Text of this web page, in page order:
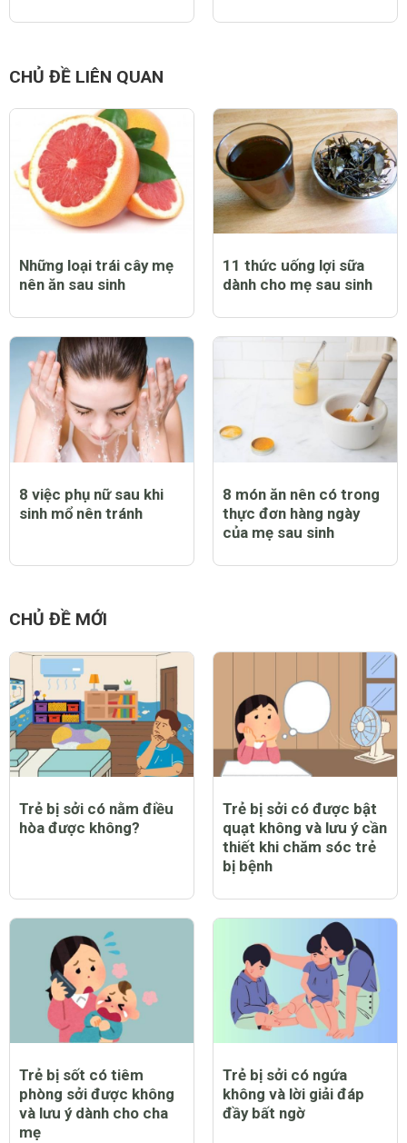
CHỦ ĐỀ LIÊN QUAN
Những loại trái cây mẹ
nên ăn sau sinh
11 thức uống lợi sữa
dành cho mẹ sau sinh
8 việc phụ nữ sau khi
sinh mổ nên tránh
8 món ăn nên có trong
thực đơn hàng ngày
của mẹ sau sinh
CHỦ ĐỀ MỚI
Trẻ bị sởi có nằm điều
hòa được không?
Trẻ bị sởi có được bật
quạt không và lưu ý cần
thiết khi chăm sóc trẻ
bị bệnh
Trẻ bị sốt có tiêm
phòng sởi được không
và lưu ý dành cho cha
mẹ
Trẻ bị sởi có ngứa
không và lời giải đáp
đầy bất ngờ